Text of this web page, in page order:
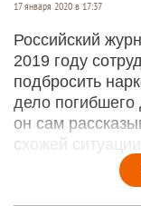
17 января 2020 в 17:37
Российский
2019 году
подбросить
дело
он сам
схожей ситуации.